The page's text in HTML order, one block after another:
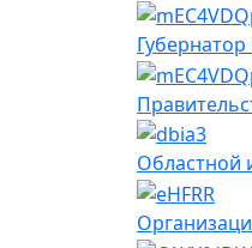
Областной